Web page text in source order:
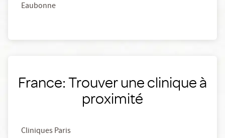
Eaubonne
France: Trouver une clinique à
proximité
Cliniques Paris